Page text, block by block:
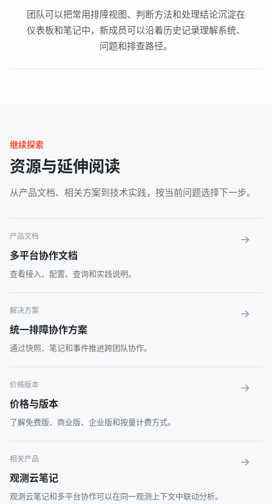
团队可以把常用排障视图、判断方法和处理结论沉淀在
仪表板和笔记中，新成员可以沿着历史记录理解系统、
问题和排查路径。
继续探索
资源与延伸阅读
从产品文档、相关方案到技术实践，按当前问题选择下一步。
产品文档
多平台协作文档
查看接入、配置、查询和实践说明。
→
解决方案
统一排障协作方案
通过快照、笔记和事件推进跨团队协作。
→
价格版本
价格与版本
了解免费版、商业版、企业版和按量计费方式。
→
相关产品
观测云笔记
观测云笔记和多平台协作可以在同一观测上下文中联动分析。
→